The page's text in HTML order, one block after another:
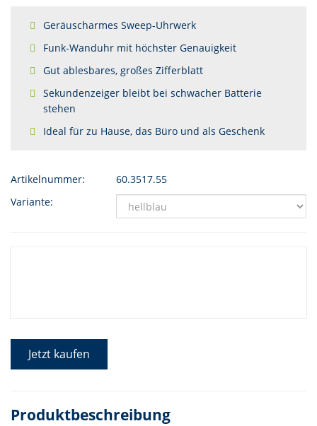
Geräuscharmes Sweep-Uhrwerk
Funk-Wanduhr mit höchster Genauigkeit
Gut ablesbares, großes Zifferblatt
Sekundenzeiger bleibt bei schwacher Batterie
stehen
Ideal für zu Hause, das Büro und als Geschenk
Artikelnummer:
60.3517.55
Variante:
Jetzt kaufen
Produktbeschreibung